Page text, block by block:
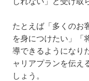
たとえば「多くのお
を身につけたい」「
導できるようになり
ャリアプランを伝え
しょう。